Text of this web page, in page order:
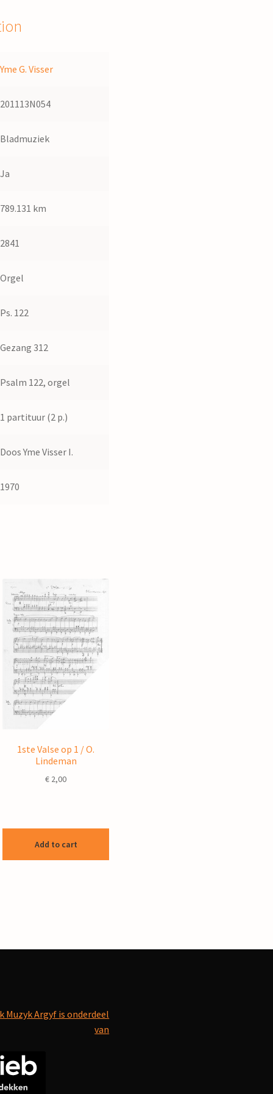
Yme G. Visser
201113N054
Bladmuziek
Ja
789.131 km
2841
Orgel
Ps. 122
Gezang 312
Psalm 122, orgel
1 partituur (2 p.)
Doos Yme Visser I.
1970
1ste Valse op 1 / O.
Lindeman
€ 2,00
Add to cart
Muzyk Argyf is onderdeel
van